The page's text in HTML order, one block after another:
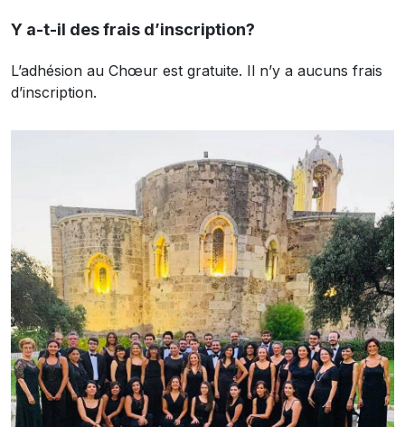
Y a-t-il des frais d’inscription?
L’adhésion au Chœur est gratuite. Il n’y a aucuns frais
d’inscription.